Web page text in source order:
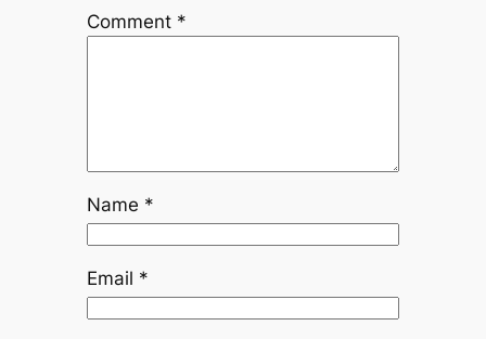
Comment *
Name *
Email *